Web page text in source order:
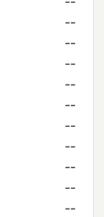
--
--
--
--
--
--
--
--
--
--